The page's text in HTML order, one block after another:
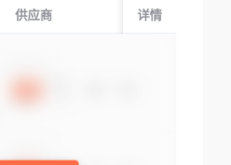
供应商 起运国/地区
详情